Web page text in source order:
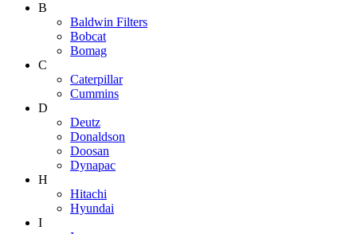
B
Baldwin Filters
Bobcat
Bomag
C
Caterpillar
Cummins
D
Deutz
Donaldson
Doosan
Dynapac
H
Hitachi
Hyundai
I